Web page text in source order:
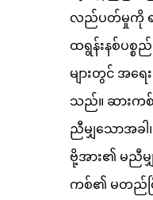
လည်ပတ်မှုကို
ထရွန်းနစ်ပစ္စ
များတွင် အရေ
သည်။ ဆားကစ်
ညီမျှသောအခါ
ဗို့အား၏ မညီမျှ
ကစ်၏ မတည်ငြိ